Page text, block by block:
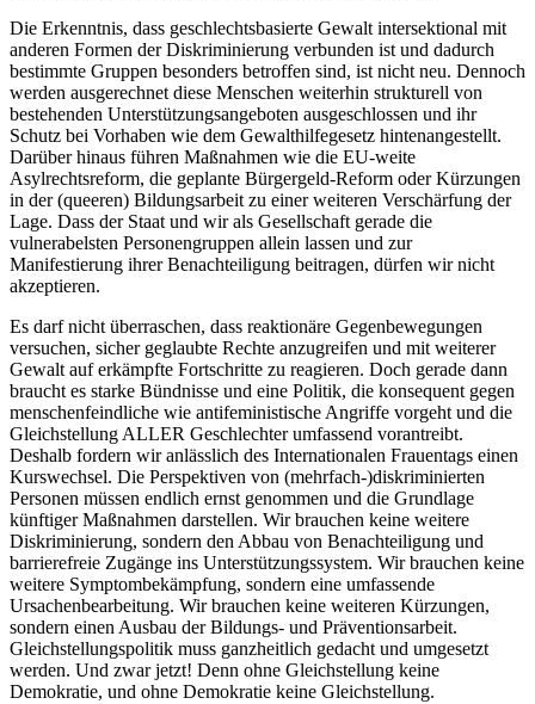
Die Erkenntnis, dass geschlechtsbasierte Gewalt intersektional mit
anderen Formen der Diskriminierung verbunden ist und dadurch
bestimmte Gruppen besonders betroffen sind, ist nicht neu. Dennoch
werden ausgerechnet diese Menschen weiterhin strukturell von
bestehenden Unterstützungsangeboten ausgeschlossen und ihr
Schutz bei Vorhaben wie dem Gewalthilfegesetz hintenangestellt.
Darüber hinaus führen Maßnahmen wie die EU-weite
Asylrechtsreform, die geplante Bürgergeld-Reform oder Kürzungen
in der (queeren) Bildungsarbeit zu einer weiteren Verschärfung der
Lage. Dass der Staat und wir als Gesellschaft gerade die
vulnerabelsten Personengruppen allein lassen und zur
Manifestierung ihrer Benachteiligung beitragen, dürfen wir nicht
akzeptieren.
Es darf nicht überraschen, dass reaktionäre Gegenbewegungen
versuchen, sicher geglaubte Rechte anzugreifen und mit weiterer
Gewalt auf erkämpfte Fortschritte zu reagieren. Doch gerade dann
braucht es starke Bündnisse und eine Politik, die konsequent gegen
menschenfeindliche wie antifeministische Angriffe vorgeht und die
Gleichstellung ALLER Geschlechter umfassend vorantreibt.
Deshalb fordern wir anlässlich des Internationalen Frauentags einen
Kurswechsel. Die Perspektiven von (mehrfach-)diskriminierten
Personen müssen endlich ernst genommen und die Grundlage
künftiger Maßnahmen darstellen. Wir brauchen keine weitere
Diskriminierung, sondern den Abbau von Benachteiligung und
barrierefreie Zugänge ins Unterstützungssystem. Wir brauchen keine
weitere Symptombekämpfung, sondern eine umfassende
Ursachenbearbeitung. Wir brauchen keine weiteren Kürzungen,
sondern einen Ausbau der Bildungs- und Präventionsarbeit.
Gleichstellungspolitik muss ganzheitlich gedacht und umgesetzt
werden. Und zwar jetzt! Denn ohne Gleichstellung keine
Demokratie, und ohne Demokratie keine Gleichstellung.